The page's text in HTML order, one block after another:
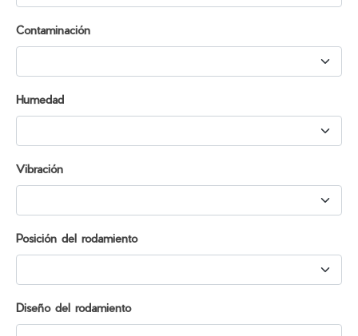
Contaminación
Humedad
Vibración
Posición del rodamiento
Diseño del rodamiento